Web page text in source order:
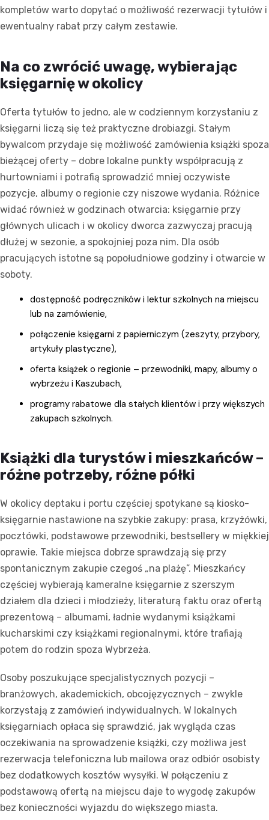
kompletów warto dopytać o możliwość rezerwacji tytułów i
ewentualny rabat przy całym zestawie.
Na co zwrócić uwagę, wybierając
księgarnię w okolicy
Oferta tytułów to jedno, ale w codziennym korzystaniu z
księgarni liczą się też praktyczne drobiazgi. Stałym
bywalcom przydaje się możliwość zamówienia książki spoza
bieżącej oferty – dobre lokalne punkty współpracują z
hurtowniami i potrafią sprowadzić mniej oczywiste
pozycje, albumy o regionie czy niszowe wydania. Różnice
widać również w godzinach otwarcia: księgarnie przy
głównych ulicach i w okolicy dworca zazwyczaj pracują
dłużej w sezonie, a spokojniej poza nim. Dla osób
pracujących istotne są popołudniowe godziny i otwarcie w
soboty.
dostępność podręczników i lektur szkolnych na miejscu
lub na zamówienie,
połączenie księgarni z papierniczym (zeszyty, przybory,
artykuły plastyczne),
oferta książek o regionie – przewodniki, mapy, albumy o
wybrzeżu i Kaszubach,
programy rabatowe dla stałych klientów i przy większych
zakupach szkolnych.
Książki dla turystów i mieszkańców –
różne potrzeby, różne półki
W okolicy deptaku i portu częściej spotykane są kiosko-
księgarnie nastawione na szybkie zakupy: prasa, krzyżówki,
pocztówki, podstawowe przewodniki, bestsellery w miękkiej
oprawie. Takie miejsca dobrze sprawdzają się przy
spontanicznym zakupie czegoś „na plażę”. Mieszkańcy
częściej wybierają kameralne księgarnie z szerszym
działem dla dzieci i młodzieży, literaturą faktu oraz ofertą
prezentową – albumami, ładnie wydanymi książkami
kucharskimi czy książkami regionalnymi, które trafiają
potem do rodzin spoza Wybrzeża.
Osoby poszukujące specjalistycznych pozycji –
branżowych, akademickich, obcojęzycznych – zwykle
korzystają z zamówień indywidualnych. W lokalnych
księgarniach opłaca się sprawdzić, jak wygląda czas
oczekiwania na sprowadzenie książki, czy możliwa jest
rezerwacja telefoniczna lub mailowa oraz odbiór osobisty
bez dodatkowych kosztów wysyłki. W połączeniu z
podstawową ofertą na miejscu daje to wygodę zakupów
bez konieczności wyjazdu do większego miasta.